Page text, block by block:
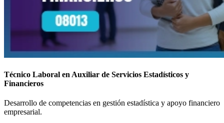
Técnico Laboral en Auxiliar de Servicios Estadísticos y
Financieros
Desarrollo de competencias en gestión estadística y apoyo financiero
empresarial.